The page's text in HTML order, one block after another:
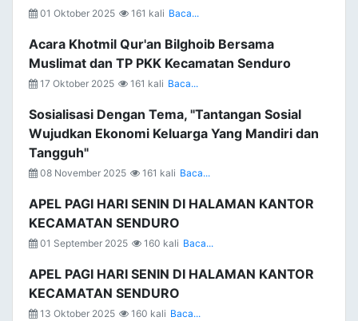
01 Oktober 2025 161 kali Baca...
Acara Khotmil Qur'an Bilghoib Bersama
Muslimat dan TP PKK Kecamatan Senduro
17 Oktober 2025 161 kali Baca...
Sosialisasi Dengan Tema, "Tantangan Sosial
Wujudkan Ekonomi Keluarga Yang Mandiri dan
Tangguh"
08 November 2025 161 kali Baca...
APEL PAGI HARI SENIN DI HALAMAN KANTOR
KECAMATAN SENDURO
01 September 2025 160 kali Baca...
APEL PAGI HARI SENIN DI HALAMAN KANTOR
KECAMATAN SENDURO
13 Oktober 2025 160 kali Baca...